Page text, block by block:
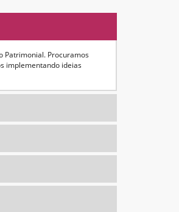
Patrimonial. Procuramos
implementando ideias